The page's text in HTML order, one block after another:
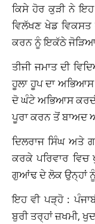
ਕਿਸੇ ਹੋਰ ਕੁੜੀ ਨੇ ਇਹ
ਵਿਲੱਖਣ ਖੇਡ ਵਿਕਸਤ
ਕਰਨ ਨੂੰ ਇਕੱਠੇ
ਤੀਜੀ ਜਮਾਤ ਦੀ
ਹੂਲਾ ਹੂਪ ਦਾ
ਦੋ ਘੰਟੇ ਅਭਿਆਸ
ਪੂਰਾ ਕਰਨ ਤੋਂ ਬਾਅਦ
ਦਿਲਰਾਜ ਸਿੰਘ ਅਤੇ
ਕਰਕੇ ਪਰਿਵਾਰ
ਗੁਆਂਢ ਦੇ ਲੋਕ ਉਨ੍ਹਾਂ
ਇਹ ਵੀ ਪੜ੍ਹੋ :
ਬੁਰੀ ਤਰ੍ਹਾਂ ਜ਼ਖਮੀ,